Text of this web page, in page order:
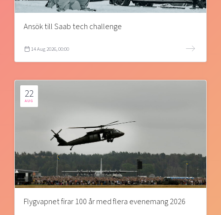
Ansök till Saab tech challenge
14 Aug 2026, 00:00
22
AUG
Flygvapnet firar 100 år med flera evenemang 2026